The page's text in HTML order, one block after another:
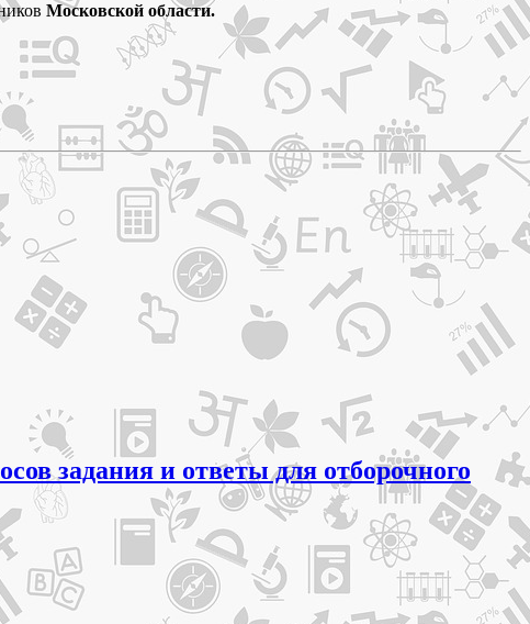
Московской области.
задания и ответы для отборочного